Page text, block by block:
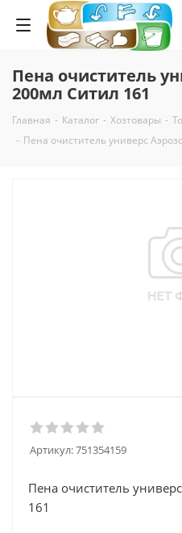
Пена очиститель
200мл Ситил 161
Главная - Каталог - Хозтовары -
- Пена очиститель универс
Артикул:751354159
Пена очиститель
161